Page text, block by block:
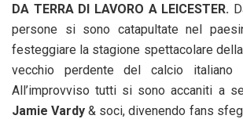
DA TERRA DI LAVORO A LEICESTER.
persone si sono catapultate nel
festeggiare la stagione spettacolare della
vecchio perdente del calcio italiano
All’improvviso tutti si sono accaniti a
Jamie Vardy & soci, divenendo fans